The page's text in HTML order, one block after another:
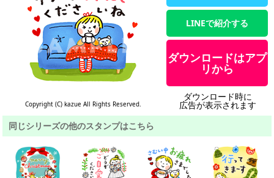
Copyright (C) kazue All Rights Reserved.
LINEで紹介する
ダウンロードはアプ
リから
ダウンロード時に
広告が表示されます
同じシリーズの他のスタンプはこちら